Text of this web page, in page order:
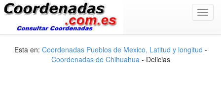
Esta en: Coordenadas Pueblos de Mexico, Latitud y longitud -
Coordenadas de Chihuahua- Delicias